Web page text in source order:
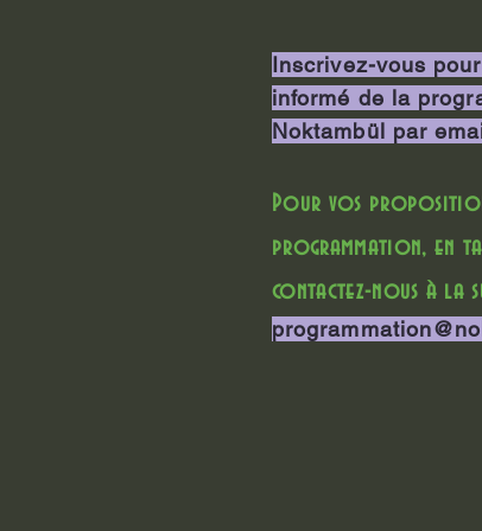
Inscrivez-vous
informé de la
Noktambül par
Pour vos
programmation, en
contactez-nous à la